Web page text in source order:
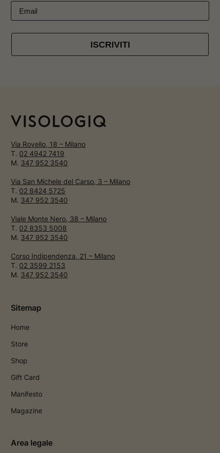
ISCRIVITI
Via Rovello, 18 – Milano
T. 02 4942 7419
M. 347 952 3540
Via San Michele del Carso, 3 – Milano
T. 02 8424 5725
M. 347 952 3540
Viale Monte Nero, 38 – Milano
T. 02 8353 5008
M. 347 952 3540
Corso Indipendenza, 21 – Milano
T. 02 3599 2153
M. 347 952 3540
Sitemap
Home
Store
Shop
Gift Card
Manifesto
Magazine
Area legale